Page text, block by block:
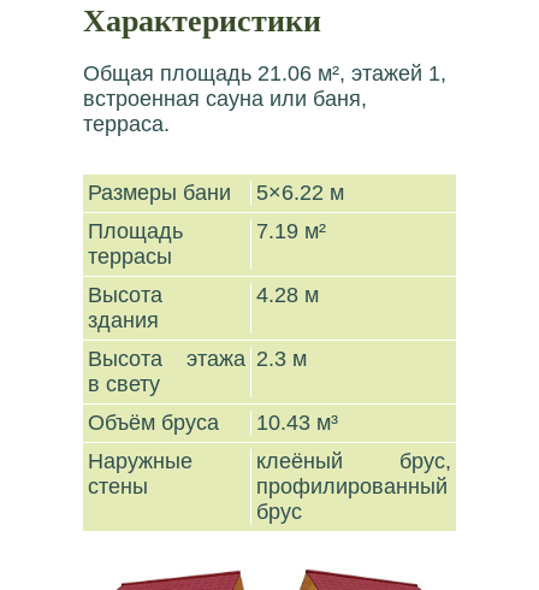
Характеристики
Общая площадь 21.06 м², этажей 1,
встроенная сауна или баня,
терраса.
Размеры бани
5×6.22 м
Площадь
террасы
7.19 м²
Высота
здания
4.28 м
Высота этажа
в свету
2.3 м
Объём бруса
10.43 м³
Наружные
стены
клеёный брус,
профилированный
брус